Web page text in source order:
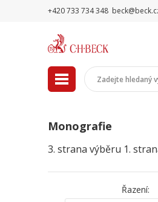
+420 733 734 348
Monografie
3. strana výběru 1.
Řazení: